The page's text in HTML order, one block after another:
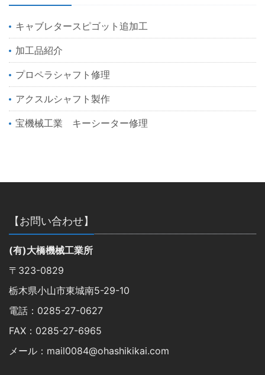
キャブレタースピゴット追加工
加工品紹介
プロペラシャフト修理
アクスルシャフト製作
宝機械工業 キーシーター修理
【お問い合わせ】
(有)大橋機械工業所
〒323-0829
栃木県小山市東城南5-29-10
電話：0285-27-0627
FAX：0285-27-6965
メール：mail0084@ohashikikai.com